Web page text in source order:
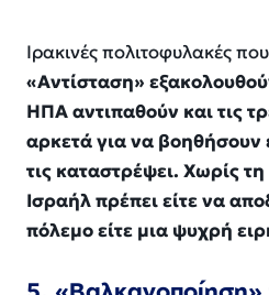
Ιρακινές πολιτοφυλακές
«Αντίσταση»
ΗΠΑ αντιπαθούν και τις
αρκετά για να βοηθήσουν
τις καταστρέψει. Χωρίς
Ισραήλ πρέπει είτε να
πόλεμο είτε μια ψυχρή